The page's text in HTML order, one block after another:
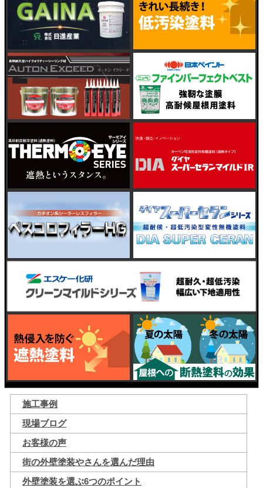
施工事例
現場ブログ
お客様の声
街の外壁塗装やさんを選んだ理由
外壁塗装を選ぶ6つのポイント